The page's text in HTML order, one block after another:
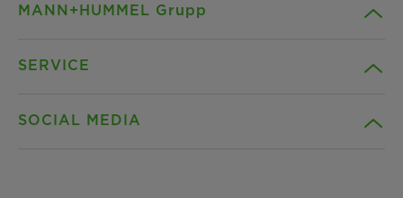
MANN+HUMMEL Grupp
SERVICE
SOCIAL MEDIA